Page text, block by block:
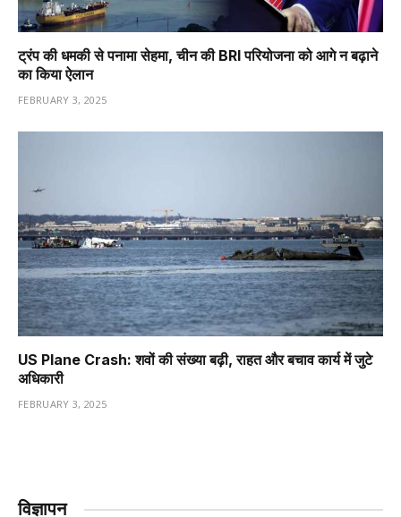
ट्रंप की धमकी से पनामा सेहमा, चीन की BRI परियोजना को आगे न बढ़ाने
का किया ऐलान
FEBRUARY 3, 2025
US Plane Crash: शवों की संख्या बढ़ी, राहत और बचाव कार्य में जुटे
अधिकारी
FEBRUARY 3, 2025
विज्ञापन